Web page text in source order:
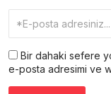
Bir dahaki sefere
e-posta adresimi ve